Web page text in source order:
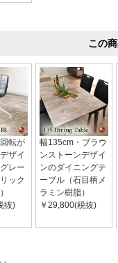
この
転が
ザイ
レー
ック
抜)
幅135cm・ブラウ
ンストーンデザイ
ンのダイニングテ
ーブル（石目柄メ
ラミン樹脂）
￥29,800(税抜)